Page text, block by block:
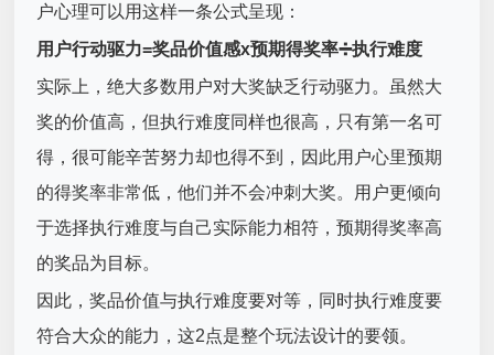
户心理可以用这样一条公式呈现：
用户行动驱力=奖品价值感x预期得奖率➗执行难度
实际上，绝大多数用户对大奖缺乏行动驱力。虽然大
奖的价值高，但执行难度同样也很高，只有第一名可
得，很可能辛苦努力却也得不到，因此用户心里预期
的得奖率非常低，他们并不会冲刺大奖。用户更倾向
于选择执行难度与自己实际能力相符，预期得奖率高
的奖品为目标。
因此，奖品价值与执行难度要对等，同时执行难度要
符合大众的能力，这2点是整个玩法设计的要领。